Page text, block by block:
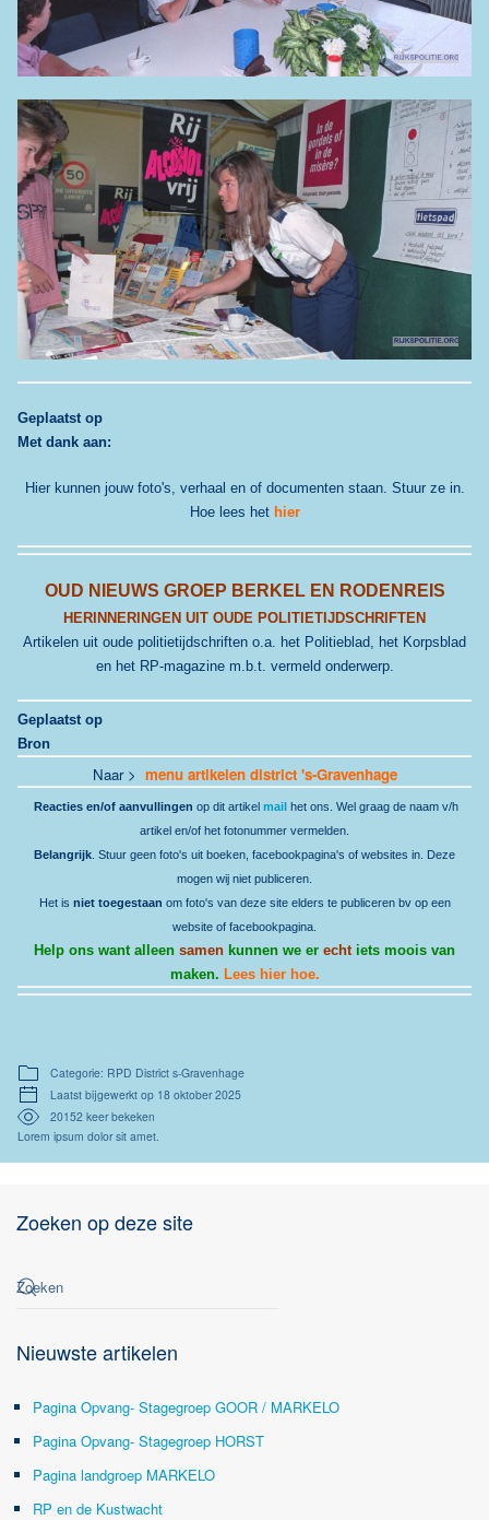
Geplaatst op
Met dank aan:
Hier kunnen jouw foto's, verhaal en of documenten staan. Stuur ze in.
Hoe lees het hier
OUD NIEUWS GROEP BERKEL EN RODENREIS
HERINNERINGEN UIT OUDE POLITIETIJDSCHRIFTEN
Artikelen uit oude politietijdschriften o.a. het Politieblad, het Korpsblad
en het RP-magazine m.b.t. vermeld onderwerp.
Geplaatst op
Bron
Naar > menu artikelen district 's-Gravenhage
Reacties en/of aanvullingen op dit artikel mail het ons. Wel graag de naam v/h
artikel en/of het fotonummer vermelden.
Belangrijk . Stuur geen foto's uit boeken, facebookpagina's of websites in. Deze
mogen wij niet publiceren.
Het is niet toegestaan om foto's van deze site elders te publiceren bv op een
website of facebookpagina.
Help ons want alleen samen kunnen we er echt iets moois van
maken. Lees hier hoe.
Categorie: RPD District s-Gravenhage
Laatst bijgewerkt op 18 oktober 2025
20152 keer bekeken
Lorem ipsum dolor sit amet.
Zoeken op deze site
Nieuwste artikelen
Pagina Opvang- Stagegroep GOOR / MARKELO
Pagina Opvang- Stagegroep HORST
Pagina landgroep MARKELO
RP en de Kustwacht